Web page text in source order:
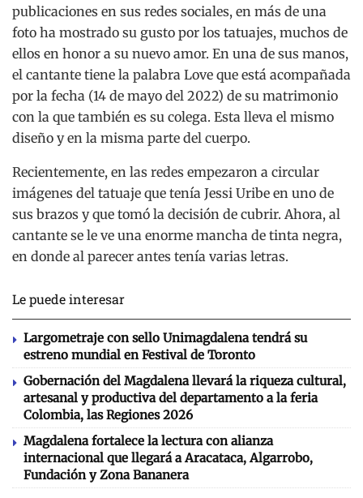
publicaciones en sus redes sociales, en más de una
foto ha mostrado su gusto por los tatuajes, muchos de
ellos en honor a su nuevo amor. En una de sus manos,
el cantante tiene la palabra Love que está acompañada
por la fecha (14 de mayo del 2022) de su matrimonio
con la que también es su colega. Esta lleva el mismo
diseño y en la misma parte del cuerpo.
Recientemente, en las redes empezaron a circular
imágenes del tatuaje que tenía Jessi Uribe en uno de
sus brazos y que tomó la decisión de cubrir. Ahora, al
cantante se le ve una enorme mancha de tinta negra,
en donde al parecer antes tenía varias letras.
Le puede interesar
Largometraje con sello Unimagdalena tendrá su
estreno mundial en Festival de Toronto
Gobernación del Magdalena llevará la riqueza cultural,
artesanal y productiva del departamento a la feria
Colombia, las Regiones 2026
Magdalena fortalece la lectura con alianza
internacional que llegará a Aracataca, Algarrobo,
Fundación y Zona Bananera